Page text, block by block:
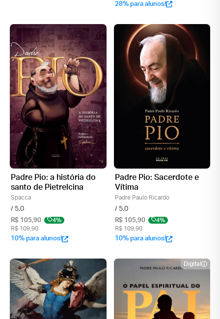
28% para alunos!
Padre Pio: a história do
santo de Pietrelcina
Spacca
/ 5.0
R$ 105,90
4%
R$ 109,90
10% para alunos!
Padre Pio: Sacerdote e
Vítima
Padre Paulo Ricardo
/ 5.0
R$ 105,90
4%
R$ 109,90
10% para alunos!
Digital